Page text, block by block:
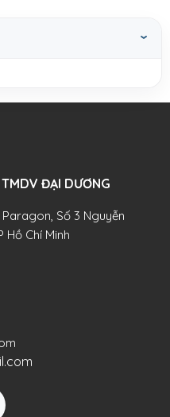
ĐẠI DƯƠNG​
Số 3 Nguyễn
Hồ Chí Minh